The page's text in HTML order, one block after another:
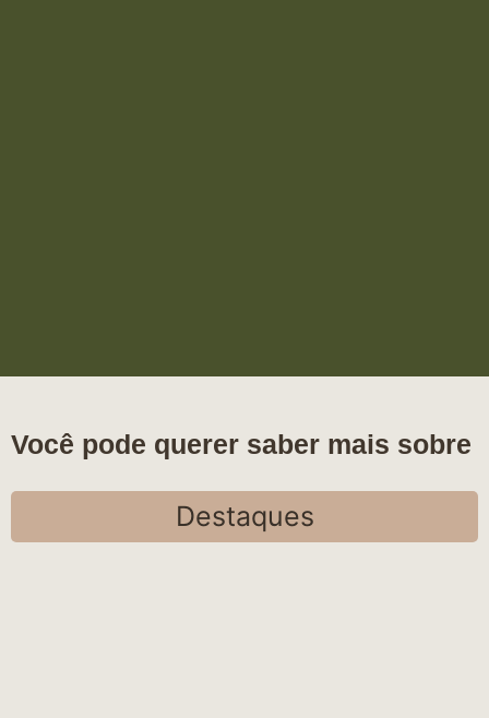
Você pode querer saber mais sobre
Destaques